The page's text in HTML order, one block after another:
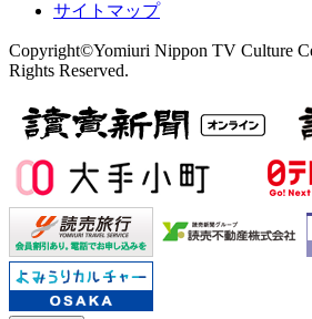
サイトマップ
Copyright©Yomiuri Nippon TV Culture
Rights Reserved.